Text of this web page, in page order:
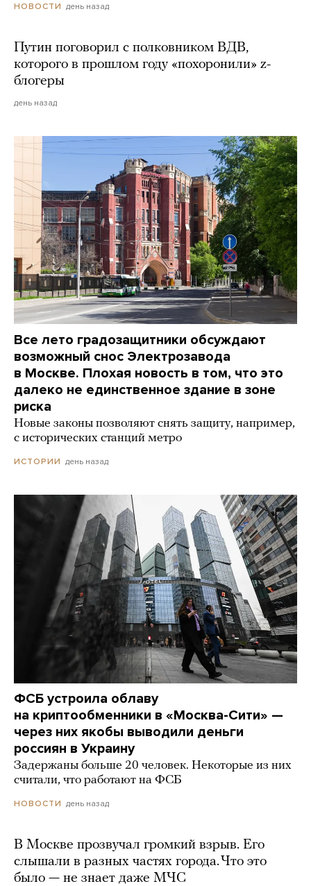
НОВОСТИ день назад
Путин поговорил с полковником ВДВ,
которого в прошлом году «похоронили» z-
блогеры
день назад
Все лето градозащитники обсуждают
возможный снос Электрозавода
в Москве. Плохая новость в том, что это
далеко не единственное здание в зоне
риска
Новые законы позволяют снять защиту, например,
с исторических станций метро
ИСТОРИИ день назад
ФСБ устроила облаву
на криптообменники в «Москва-Сити» —
через них якобы выводили деньги
россиян в Украину
Задержаны больше 20 человек. Некоторые из них
считали, что работают на ФСБ
НОВОСТИ день назад
В Москве прозвучал громкий взрыв. Его
слышали в разных частях города. Что это
было — не знает даже МЧС